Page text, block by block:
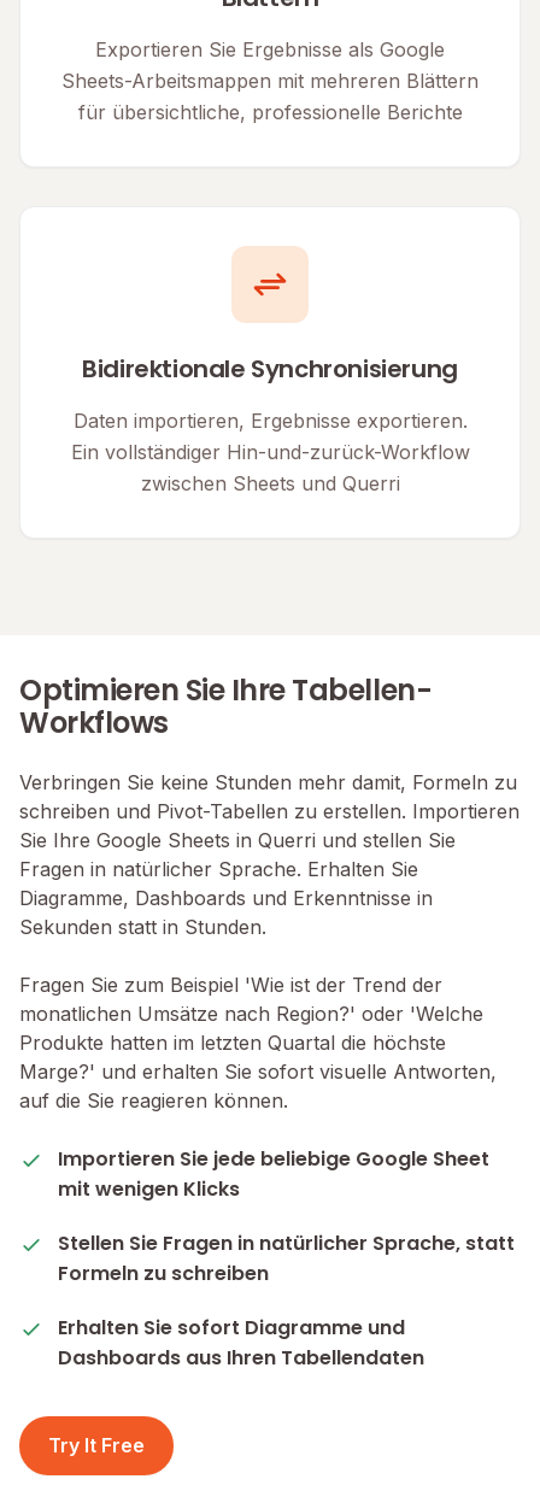
Exportieren Sie Ergebnisse als Google
Sheets-Arbeitsmappen mit mehreren Blättern
für übersichtliche, professionelle Berichte
Bidirektionale Synchronisierung
Daten importieren, Ergebnisse exportieren.
Ein vollständiger Hin-und-zurück-Workflow
zwischen Sheets und Querri
Optimieren Sie Ihre Tabellen-
Workflows
Verbringen Sie keine Stunden mehr damit, Formeln zu
schreiben und Pivot-Tabellen zu erstellen. Importieren
Sie Ihre Google Sheets in Querri und stellen Sie
Fragen in natürlicher Sprache. Erhalten Sie
Diagramme, Dashboards und Erkenntnisse in
Sekunden statt in Stunden.
Fragen Sie zum Beispiel 'Wie ist der Trend der
monatlichen Umsätze nach Region?' oder 'Welche
Produkte hatten im letzten Quartal die höchste
Marge?' und erhalten Sie sofort visuelle Antworten,
auf die Sie reagieren können.
Importieren Sie jede beliebige Google Sheet
mit wenigen Klicks
Stellen Sie Fragen in natürlicher Sprache, statt
Formeln zu schreiben
Erhalten Sie sofort Diagramme und
Dashboards aus Ihren Tabellendaten
Try It Free